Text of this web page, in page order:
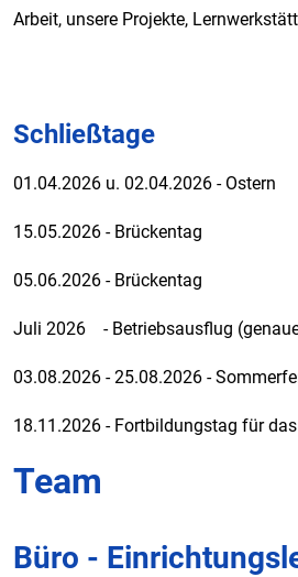
Arbeit, unsere Projekte,
Schließtage
01.04.2026 u. 02.04.2026 - Ostern
15.05.2026 - Brückentag
05.06.2026 - Brückentag
Juli 2026 - Betriebsausflug
03.08.2026 - 25.08.2026 -
18.11.2026 - Fortbildungstag für
Team
Büro -